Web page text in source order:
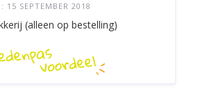
15 SEPTEMBER 2018
(alleen op bestelling)